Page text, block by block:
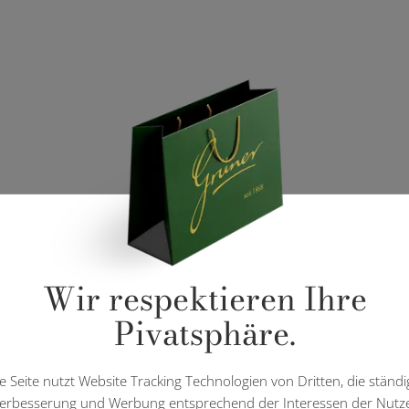
Wir respektieren Ihre
Pivatsphäre.
Seite nutzt Website Tracking Technologien von Dritten, die
und Werbung entsprechend der Interessen der